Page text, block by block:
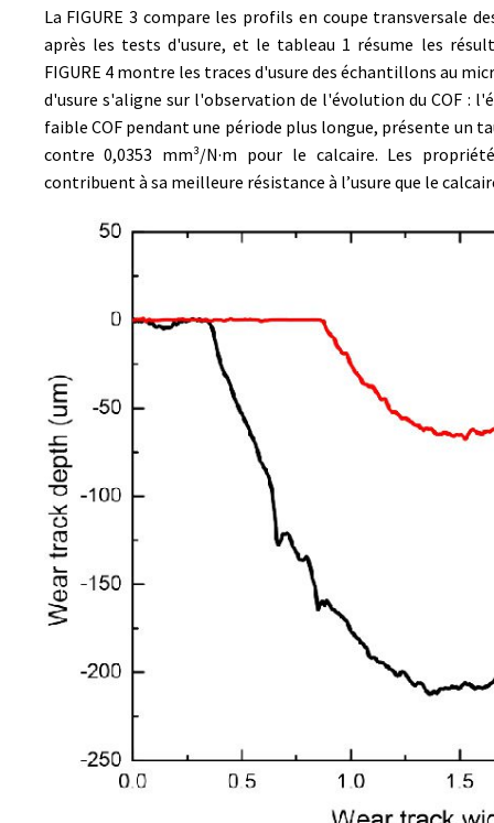
La FIGURE 3 compare les profils en coupe transversale
après les tests d'usure, et le tableau 1 résume les
FIGURE 4 montre les traces d'usure des échantillons au
d'usure s'aligne sur l'observation de l'évolution du COF :
faible COF pendant une période plus longue, présente un
contre 0,0353 mm³/N·m pour le calcaire. Les
contribuent à sa meilleure résistance à l’usure que le